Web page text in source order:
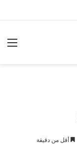
بشأن هرمز
أقل من دقيقة